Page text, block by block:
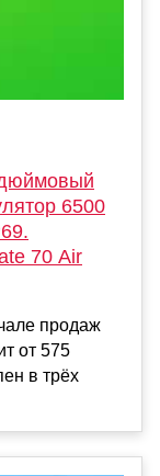
6500
70 Air
продаж
от 575
в трёх